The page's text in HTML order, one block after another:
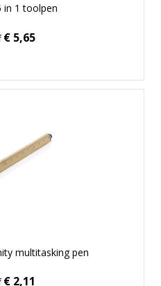
in 1 toolpen
€ 5,65
multitasking pen
€ 2,11